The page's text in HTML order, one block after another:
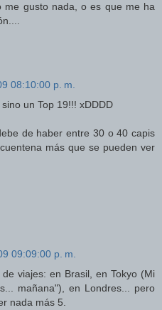
me gusto nada, o es que me ha
08:10:00 p. m.
un Top 19!!! xDDDD
de haber entre 30 o 40 capis
más que se pueden ver
09:09:00 p. m.
viajes: en Brasil, en Tokyo (Mi
mañana"), en Londres... pero
nada más 5.